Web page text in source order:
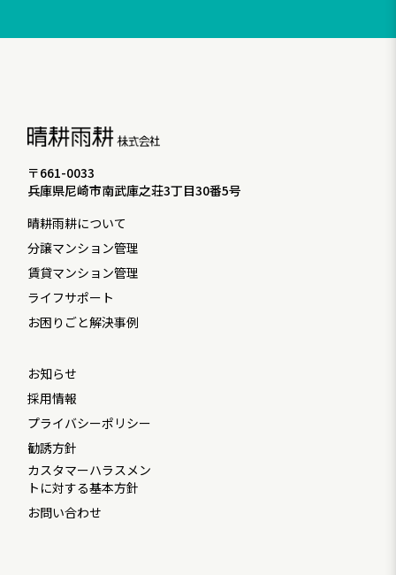
〒661-0033
兵庫県尼崎市南武庫之荘3丁目30番5号
晴耕雨耕について
分譲マンション管理
賃貸マンション管理
ライフサポート
お困りごと解決事例
お知らせ
採用情報
プライバシーポリシー
勧誘方針
カスタマーハラスメン
トに対する基本方針
お問い合わせ